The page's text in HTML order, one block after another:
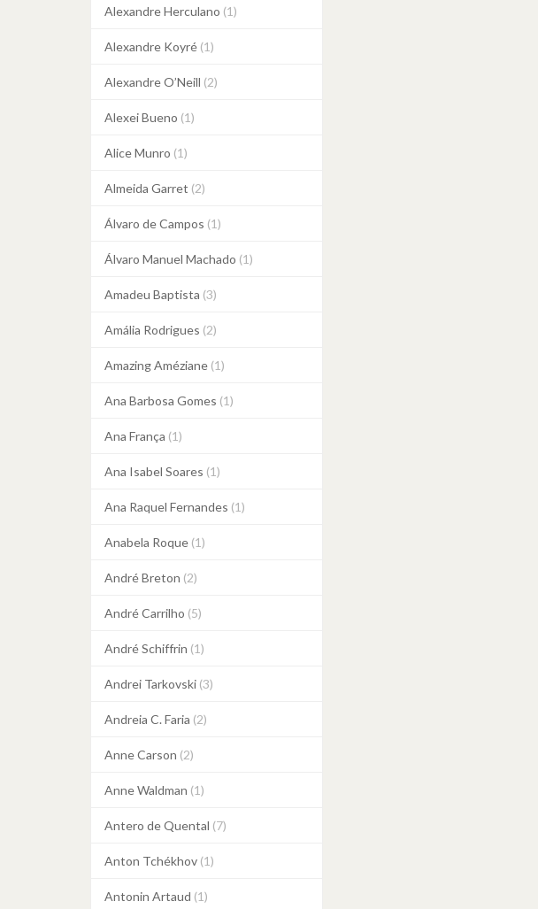
Alexandre Herculano (1)
Alexandre Koyré (1)
Alexandre O’Neill (2)
Alexei Bueno (1)
Alice Munro (1)
Almeida Garret (2)
Álvaro de Campos (1)
Álvaro Manuel Machado (1)
Amadeu Baptista (3)
Amália Rodrigues (2)
Amazing Améziane (1)
Ana Barbosa Gomes (1)
Ana França (1)
Ana Isabel Soares (1)
Ana Raquel Fernandes (1)
Anabela Roque (1)
André Breton (2)
André Carrilho (5)
André Schiffrin (1)
Andrei Tarkovski (3)
Andreia C. Faria (2)
Anne Carson (2)
Anne Waldman (1)
Antero de Quental (7)
Anton Tchékhov (1)
Antonin Artaud (1)